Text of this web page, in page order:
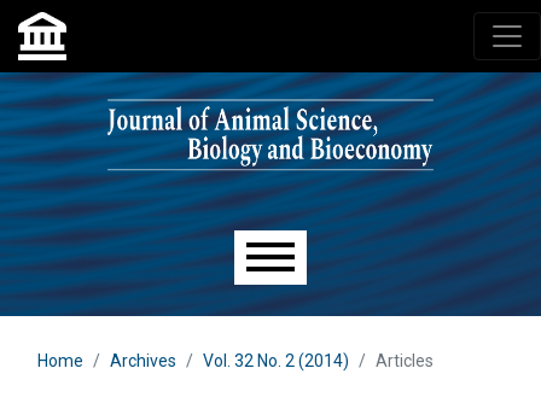
Skip to main navigation menu
Skip to main content
Skip to site footer
Main menu
Home Archives Vol. 32 No. 2 (2014) Articles